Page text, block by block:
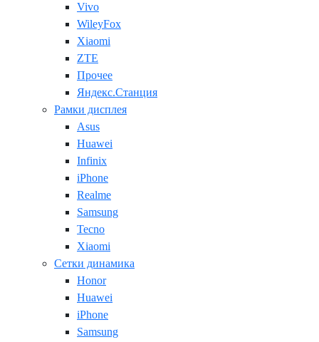
Vivo
WileyFox
Xiaomi
ZTE
Прочее
Яндекс.Станция
Рамки дисплея
Asus
Huawei
Infinix
iPhone
Realme
Samsung
Tecno
Xiaomi
Сетки динамика
Honor
Huawei
iPhone
Samsung